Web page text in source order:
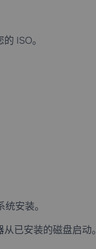
ISO。
安装。
已安装的磁盘启动。